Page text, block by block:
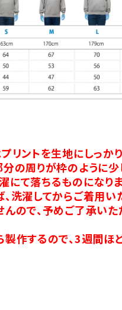
リントを生地にしっか
の周りが枠のように少
て落ちるものになりま
洗濯してからご着用い
ので、予めご了承いた
作するので、3週間ほ